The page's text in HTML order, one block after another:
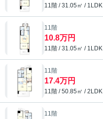
11階 / 31.05㎡ / 1LDK
11階
10.8万円
11階 / 31.05㎡ / 1LDK
11階
17.4万円
11階 / 50.85㎡ / 2LDK
11階